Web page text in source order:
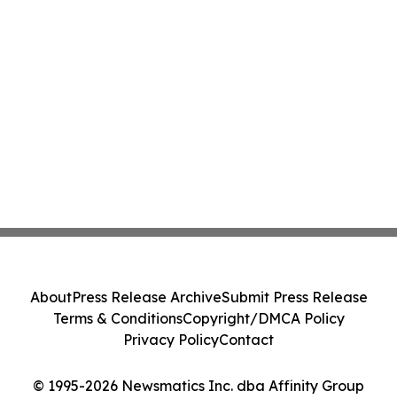
© 1995-2026 Newsmatics Inc. dba Affinity Group
AboutPress Release ArchiveSubmit Press Release
Terms & ConditionsCopyright/DMCA Policy
Privacy PolicyContact